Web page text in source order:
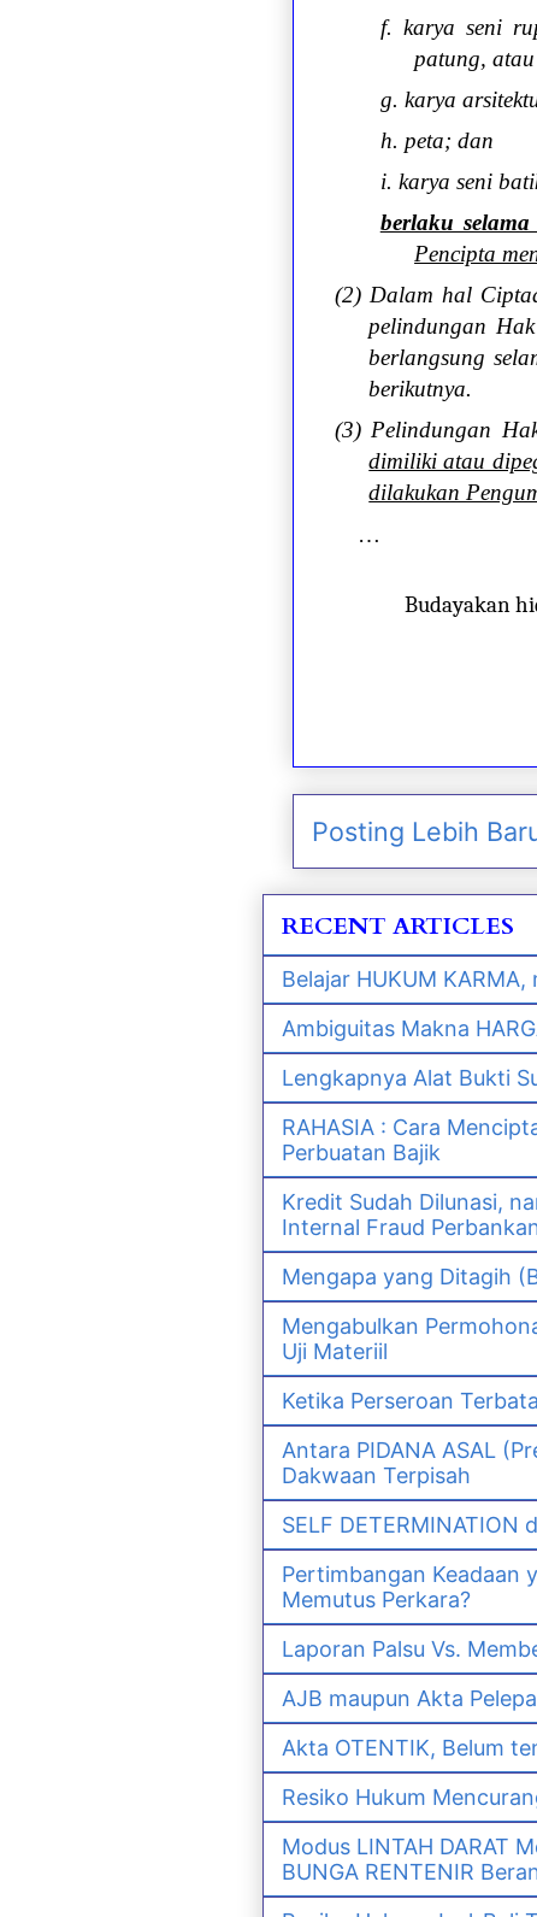
f. karya seni
patung,
g. karya
h. peta; dan
i. karya seni
berlaku
Pencipta
(2) Dalam hal
pelindungan
berlangsung
berikutnya.
(3) Pelindungan
dimiliki atau
dilakukan
…
Budayakan
Posting Lebih
RECENT ARTICLES
Belajar HUKUM KARMA,
Ambiguitas Makna
Lengkapnya Alat Bukti
RAHASIA : Cara
Perbuatan Bajik
Kredit Sudah Dilunasi,
Internal Fraud
Mengapa yang Ditagih
Mengabulkan
Uji Materiil
Ketika Perseroan
Antara PIDANA ASAL
Dakwaan Terpisah
SELF
Pertimbangan Keadaan
Memutus Perkara?
Laporan Palsu Vs.
AJB maupun Akta
Akta OTENTIK, Belum
Resiko Hukum
Modus LINTAH DARAT
BUNGA RENTENIR